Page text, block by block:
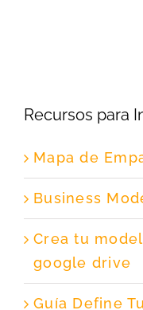
Recursos para
Mapa de
Business
Crea tu
google drive
Guía Define